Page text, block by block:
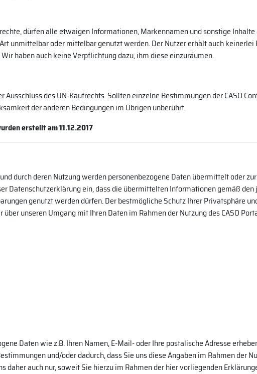
dürfen alle etwaigen Informationen, Markennamen und sonstige Inhalte
unmittelbar oder mittelbar genutzt werden. Der Nutzer erhält auch keinerlei
haben auch keine Verpflichtung dazu, ihm diese einzuräumen.
des UN-Kaufrechts. Sollten einzelne Bestimmungen der CASO
der anderen Bedingungen im Übrigen unberührt.
erstellt am 11.12.2017
durch deren Nutzung werden personenbezogene Daten übermittelt oder
Datenschutzerklärung ein, dass die übermittelten Informationen gemäß
genutzt werden dürfen. Der bestmögliche Schutz Ihrer Privatsphäre
unseren Umgang mit Ihren Daten im Rahmen der Nutzung des CASO
Daten wie z.B. Ihren Namen, E-Mail- oder Ihre postalische Adresse
und/oder dadurch, dass Sie uns diese Angaben im Rahmen der
daher auch nur, soweit Sie hierzu im Rahmen der hier vorliegenden